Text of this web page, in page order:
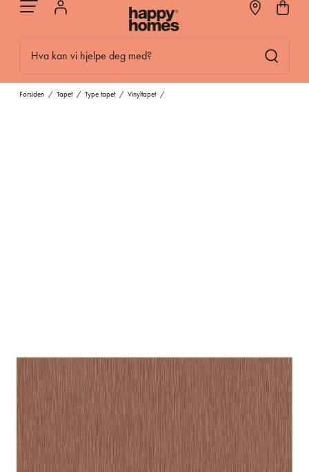
Hva kan vi hjelpe deg med?
Forsiden / Tapet / Type tapet / Vinyltapet /